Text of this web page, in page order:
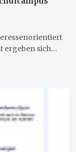
ergeben sich…